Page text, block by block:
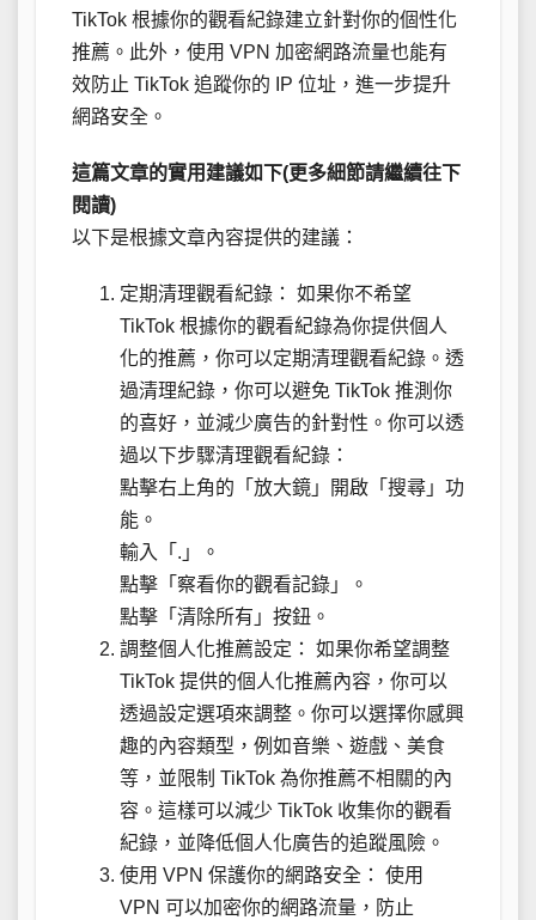
TikTok 根據你的觀看紀錄建立針對你的個性化
推薦。此外，使用 VPN 加密網路流量也能有
效防止 TikTok 追蹤你的 IP 位址，進一步提升
網路安全。
這篇文章的實用建議如下(更多細節請繼續往下
閱讀)
以下是根據文章內容提供的建議：
定期清理觀看紀錄： 如果你不希望
TikTok 根據你的觀看紀錄為你提供個人
化的推薦，你可以定期清理觀看紀錄。透
過清理紀錄，你可以避免 TikTok 推測你
的喜好，並減少廣告的針對性。你可以透
過以下步驟清理觀看紀錄：
點擊右上角的「放大鏡」開啟「搜尋」功
能。
輸入「.」。
點擊「察看你的觀看記錄」。
點擊「清除所有」按鈕。
調整個人化推薦設定： 如果你希望調整
TikTok 提供的個人化推薦內容，你可以
透過設定選項來調整。你可以選擇你感興
趣的內容類型，例如音樂、遊戲、美食
等，並限制 TikTok 為你推薦不相關的內
容。這樣可以減少 TikTok 收集你的觀看
紀錄，並降低個人化廣告的追蹤風險。
使用 VPN 保護你的網路安全： 使用
VPN 可以加密你的網路流量，防止